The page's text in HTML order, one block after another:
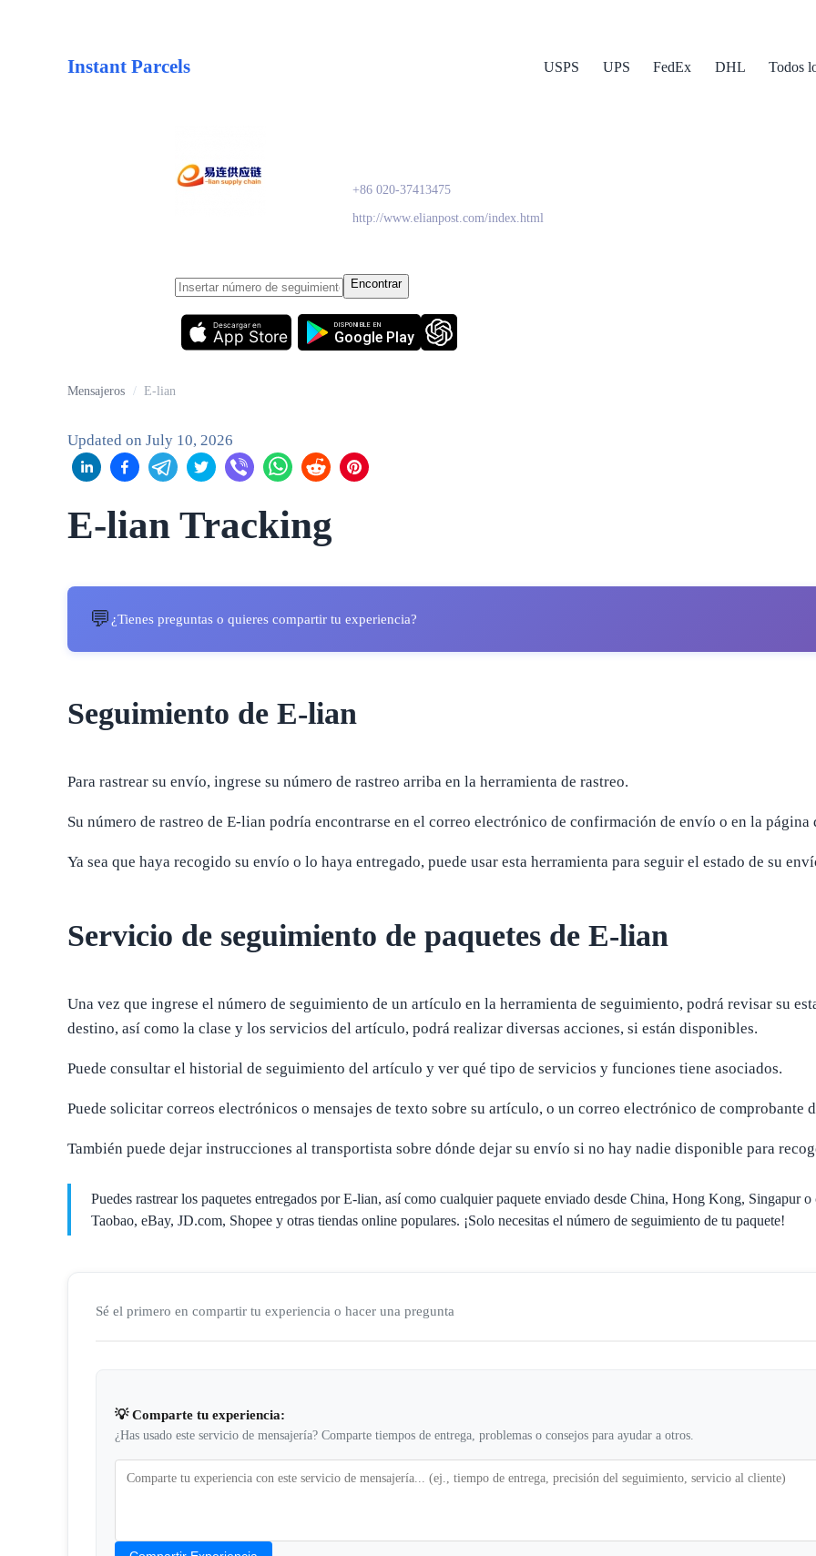
Instant Parcels USPS UPS FedEx DHL Todos
+86 020-37413475
http://www.elianpost.com/index.html
Encontrar
App Store
Descargar en
Google Play
DISPONIBLE EN
Mensajeros / E-lian
Updated onJuly 10, 2026
E-lian Tracking
💬¿Tienes preguntas o quieres compartir tu experiencia?
Seguimiento de E-lian
Para rastrear su envío, ingrese su número de rastreo arriba en la herramienta de rastreo.
Su número de rastreo de E-lian podría encontrarse en el correo electrónico de confirmación de envío o en la página
Ya sea que haya recogido su envío o lo haya entregado, puede usar esta herramienta para seguir el estado de su
Servicio de seguimiento de paquetes de E-lian
Una vez que ingrese el número de seguimiento de un artículo en la herramienta de seguimiento, podrá revisar su
destino, así como la clase y los servicios del artículo, podrá realizar diversas acciones, si están disponibles.
Puede consultar el historial de seguimiento del artículo y ver qué tipo de servicios y funciones tiene asociados.
Puede solicitar correos electrónicos o mensajes de texto sobre su artículo, o un correo electrónico de comprobante
También puede dejar instrucciones al transportista sobre dónde dejar su envío si no hay nadie disponible para
Puedes rastrear los paquetes entregados por E-lian, así como cualquier paquete enviado desde China, Hong Kong, Singapur
Taobao, eBay, JD.com, Shopee y otras tiendas online populares. ¡Solo necesitas el número de seguimiento de tu paquete!
Sé el primero en compartir tu experiencia o hacer una pregunta
💡 Comparte tu experiencia:
¿Has usado este servicio de mensajería? Comparte tiempos de entrega, problemas o consejos para ayudar a otros.